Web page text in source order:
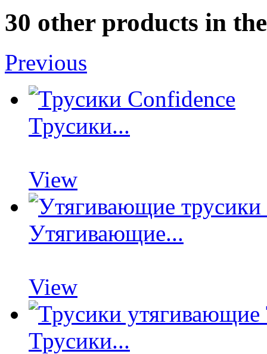
30 other products in
Previous
Трусики...
View
Утягивающие...
View
Трусики...